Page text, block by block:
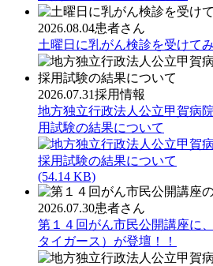
2026.08.04患者さん
土曜日に乳がん検診を受けて
2026.07.31採用情報
地方独立行政法人公立甲賀病
用試験の結果について
(54.14 KB)
2026.07.30患者さん
第１４回がん市民公開講座に
タイガース）が登壇！！